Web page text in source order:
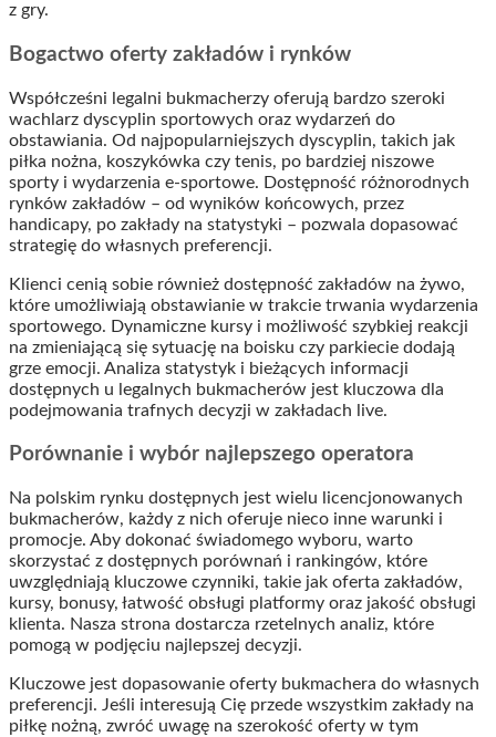
z gry.
Bogactwo oferty zakładów i rynków
Współcześni legalni bukmacherzy oferują bardzo szeroki
wachlarz dyscyplin sportowych oraz wydarzeń do
obstawiania. Od najpopularniejszych dyscyplin, takich jak
piłka nożna, koszykówka czy tenis, po bardziej niszowe
sporty i wydarzenia e-sportowe. Dostępność różnorodnych
rynków zakładów – od wyników końcowych, przez
handicapy, po zakłady na statystyki – pozwala dopasować
strategię do własnych preferencji.
Klienci cenią sobie również dostępność zakładów na żywo,
które umożliwiają obstawianie w trakcie trwania wydarzenia
sportowego. Dynamiczne kursy i możliwość szybkiej reakcji
na zmieniającą się sytuację na boisku czy parkiecie dodają
grze emocji. Analiza statystyk i bieżących informacji
dostępnych u legalnych bukmacherów jest kluczowa dla
podejmowania trafnych decyzji w zakładach live.
Porównanie i wybór najlepszego operatora
Na polskim rynku dostępnych jest wielu licencjonowanych
bukmacherów, każdy z nich oferuje nieco inne warunki i
promocje. Aby dokonać świadomego wyboru, warto
skorzystać z dostępnych porównań i rankingów, które
uwzględniają kluczowe czynniki, takie jak oferta zakładów,
kursy, bonusy, łatwość obsługi platformy oraz jakość obsługi
klienta. Nasza strona dostarcza rzetelnych analiz, które
pomogą w podjęciu najlepszej decyzji.
Kluczowe jest dopasowanie oferty bukmachera do własnych
preferencji. Jeśli interesują Cię przede wszystkim zakłady na
piłkę nożną, zwróć uwagę na szerokość oferty w tym